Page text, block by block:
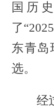
国历
了
东青岛
选。
经过